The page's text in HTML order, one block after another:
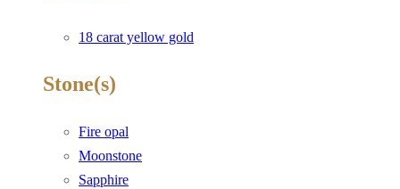
18 carat yellow gold
Stone(s)
Fire opal
Moonstone
Sapphire